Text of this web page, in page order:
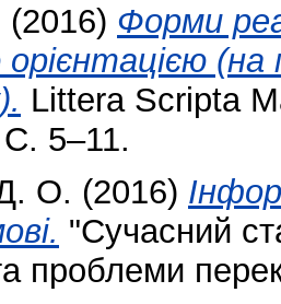
(2016) Форми
Littera Scripta
5–11.
О. (2016)
"Сучасний
проблеми